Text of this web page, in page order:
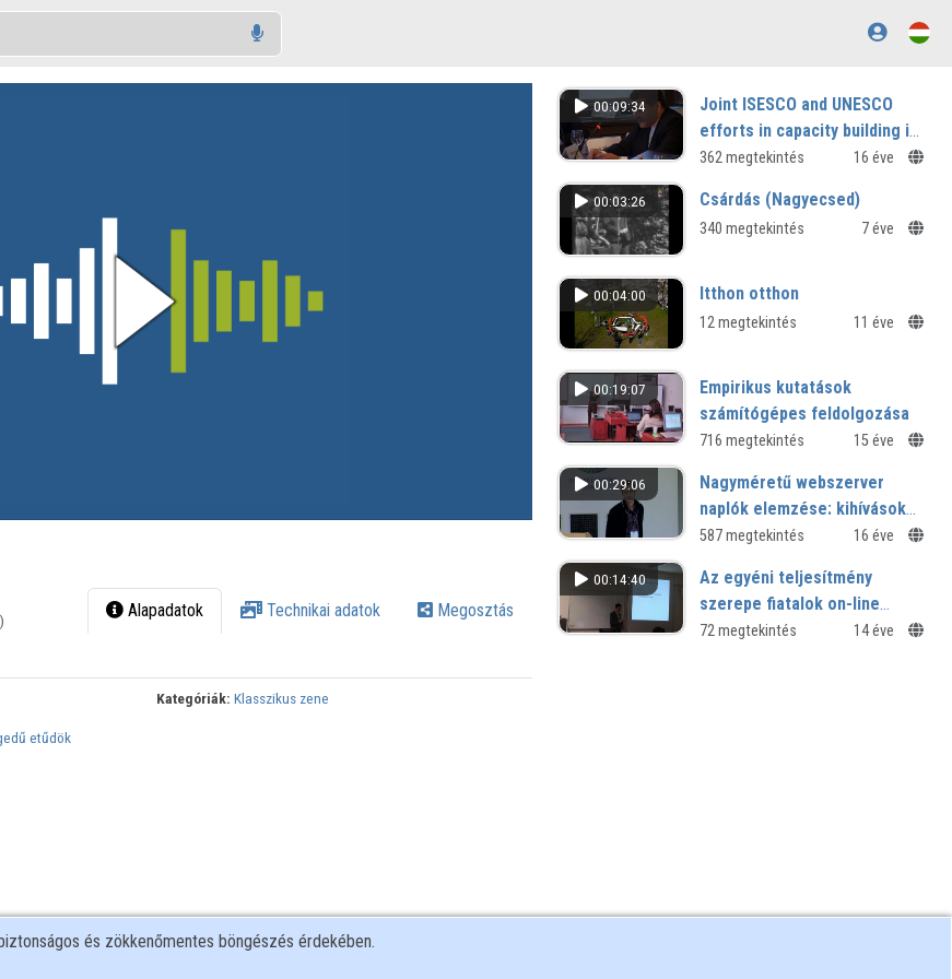
Alapadatok Technikai adatok Megosztás
Kategóriák: Klasszikus zene
etűdök
00:09:34
Joint ISESCO and UNESCO
efforts in capacity building in
science and technology
362 megtekintés 16 éve
00:03:26 Csárdás (Nagyecsed)
340 megtekintés 7 éve
00:04:00 Itthon otthon
12 megtekintés 11 éve
00:19:07
Empirikus kutatások
számítógépes feldolgozása
Középértékmutatók
716 megtekintés 15 éve
00:29:06
Nagyméretű webszerver
naplók elemzése: kihívások
és lehetőségek
587 megtekintés 16 éve
00:14:40
Az egyéni teljesítmény
szerepe fiatalok on-line
társadalmában -
72 megtekintés 14 éve
és zökkenőmentes böngészés érdekében.